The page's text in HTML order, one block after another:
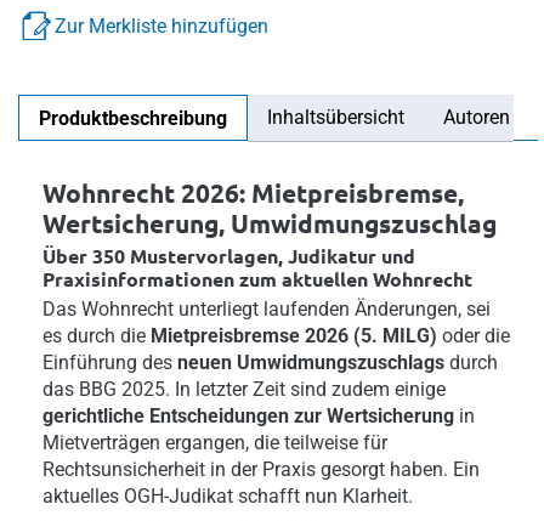
Zur Merkliste hinzufügen
Produktbeschreibung Inhaltsübersicht Autoren
Wohnrecht 2026: Mietpreisbremse,
Wertsicherung, Umwidmungszuschlag
Über 350 Mustervorlagen, Judikatur und
Praxisinformationen zum aktuellen Wohnrecht
Das Wohnrecht unterliegt laufenden Änderungen, sei
es durch die Mietpreisbremse 2026 (5. MILG) oder die
Einführung des neuen Umwidmungszuschlags durch
das BBG 2025. In letzter Zeit sind zudem einige
gerichtliche Entscheidungen zur Wertsicherung in
Mietverträgen ergangen, die teilweise für
Rechtsunsicherheit in der Praxis gesorgt haben. Ein
aktuelles OGH-Judikat schafft nun Klarheit.